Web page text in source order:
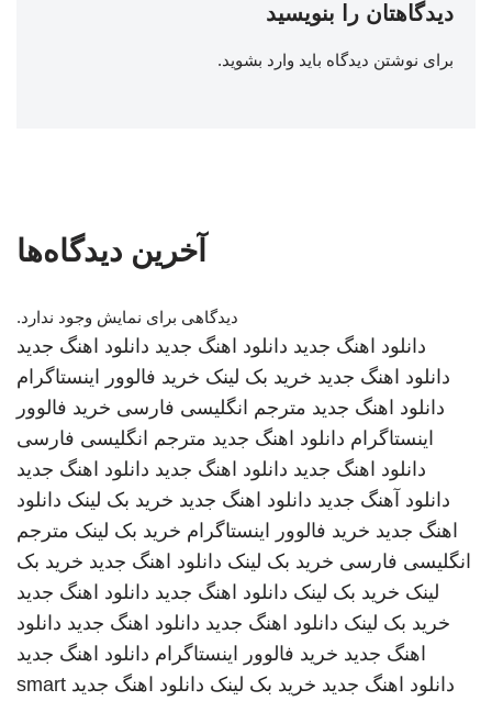
دیدگاهتان را بنویسید
برای نوشتن دیدگاه باید وارد بشوید.
آخرین دیدگاه‌ها
دیدگاهی برای نمایش وجود ندارد.
دانلود اهنگ جدید دانلود اهنگ جدید دانلود اهنگ جدید
دانلود اهنگ جدید خرید بک لینک خرید فالوور اینستاگرام
دانلود اهنگ جدید مترجم انگلیسی فارسی خرید فالوور
اینستاگرام دانلود اهنگ جدید مترجم انگلیسی فارسی
دانلود اهنگ جدید دانلود اهنگ جدید دانلود اهنگ جدید
دانلود آهنگ جدید دانلود اهنگ جدید خرید بک لینک دانلود
اهنگ جدید خرید فالوور اینستاگرام خرید بک لینک مترجم
انگلیسی فارسی خرید بک لینک دانلود اهنگ جدید خرید بک
لینک خرید بک لینک دانلود اهنگ جدید دانلود اهنگ جدید
خرید بک لینک دانلود اهنگ جدید دانلود اهنگ جدید دانلود
اهنگ جدید خرید فالوور اینستاگرام دانلود اهنگ جدید
دانلود اهنگ جدید خرید بک لینک دانلود اهنگ جدید smart